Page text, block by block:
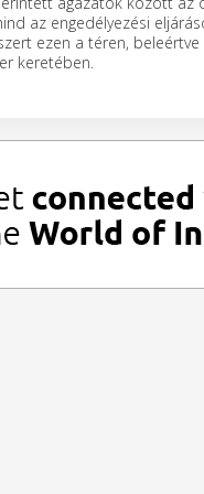
az engedélyezési
ezen a téren,
keretében.